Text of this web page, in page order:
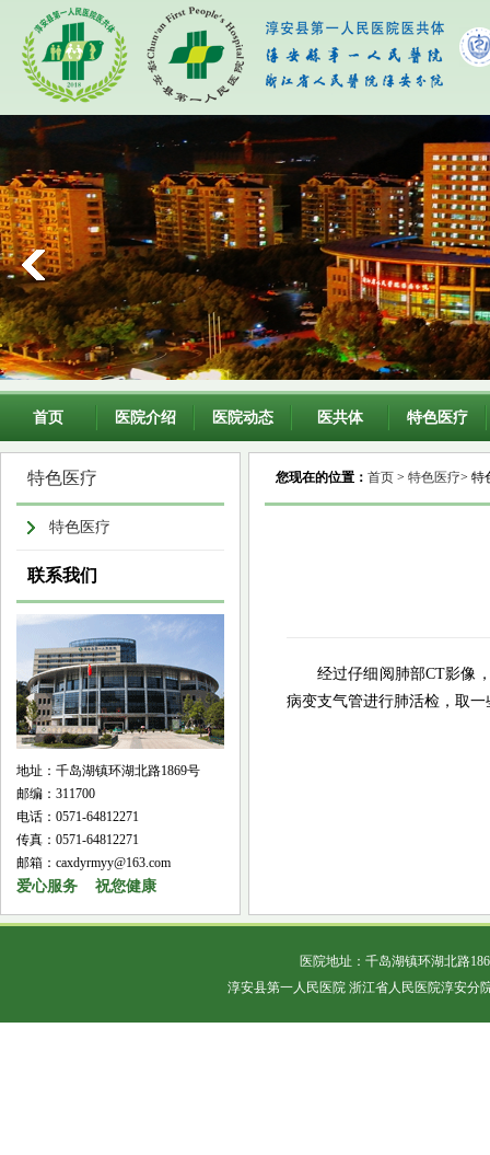
首页 医院介绍 医院动态 医共体 特色医疗
特色医疗
特色医疗
联系我们
地址：千岛湖镇环湖北路1869号
邮编：311700
电话：0571-64812271
传真：0571-64812271
邮箱：caxdyrmyy@163.com
爱心服务 祝您健康
您现在的位置： 首页 > 特色医疗> 特
经过仔细阅肺部CT影像
病变支气管进行肺活检，取
医院地址：千岛湖镇环湖北路
淳安县第一人民医院 浙江省人民医院淳安分